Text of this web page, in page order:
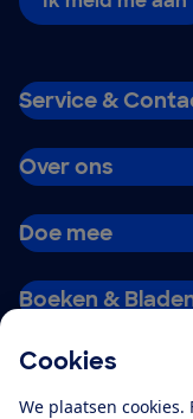
Cookies
We plaatsen
Service &
Over ons
Doe mee
Boeken &